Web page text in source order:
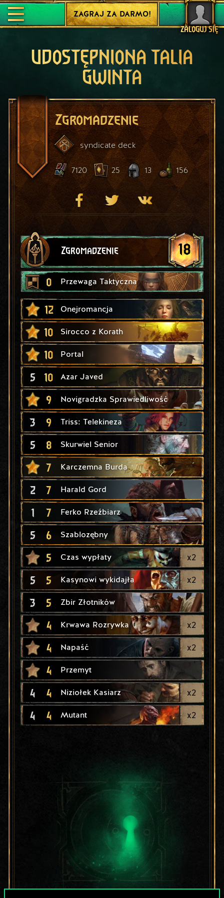
ZALOGUJ SIĘ
ZAGRAJ ZA DARMO!
UDOSTĘPNIONA TALIA
GWINTA
Zgromadzenie
syndicate deck
7120 25 13 156
Zgromadzenie 18
0 Przewaga Taktyczna
12 Onejromancja
10 Sirocco z Korath
10 Portal
5 10 Azar Javed
9 Novigradzka Sprawiedliwość
3 9 Triss: Telekineza
5 8 Skurwiel Senior
7 Karczemna Burda
2 7 Harald Gord
1 7 Ferko Rzeźbiarz
5 6 Szablozębny
5 Czas wypłaty x2
5 5 Kasynowi wykidajła x2
3 5 Zbir Złotników
4 Krwawa Rozrywka x2
4 Napaść x2
4 Przemyt
4 4 Niziołek Kasiarz x2
4 4 Mutant x2